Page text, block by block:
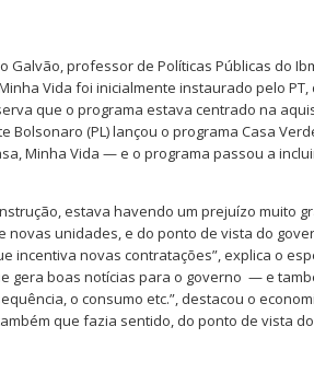
Galvão, professor de Políticas Públicas do
Vida foi inicialmente instaurado pelo
que o programa estava centrado na
Bolsonaro (PL) lançou o programa Casa
Minha Vida — e o programa passou a
estava havendo um prejuízo muito
novas unidades, e do ponto de vista do
incentiva novas contratações”, explica o
gera boas notícias para o governo — e
o consumo etc.”, destacou o
que fazia sentido, do ponto de vista